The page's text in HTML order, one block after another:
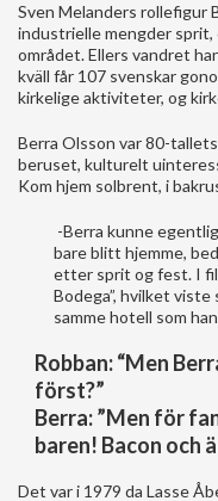
Sven Melanders rollefigur
industrielle mengder sprit,
området. Ellers vandret
kväll får 107 svenskar
kirkelige aktiviteter, og
Berra Olsson var 80-
beruset, kulturelt
Kom hjem solbrent, i
-Berra kunne
bare blitt hjemme,
etter sprit og fest. I
Bodega”, hvilket viste
samme hotell som
Robban: “Men
först?”
Berra: ”Men för
baren! Bacon och
Det var i 1979 da Lasse